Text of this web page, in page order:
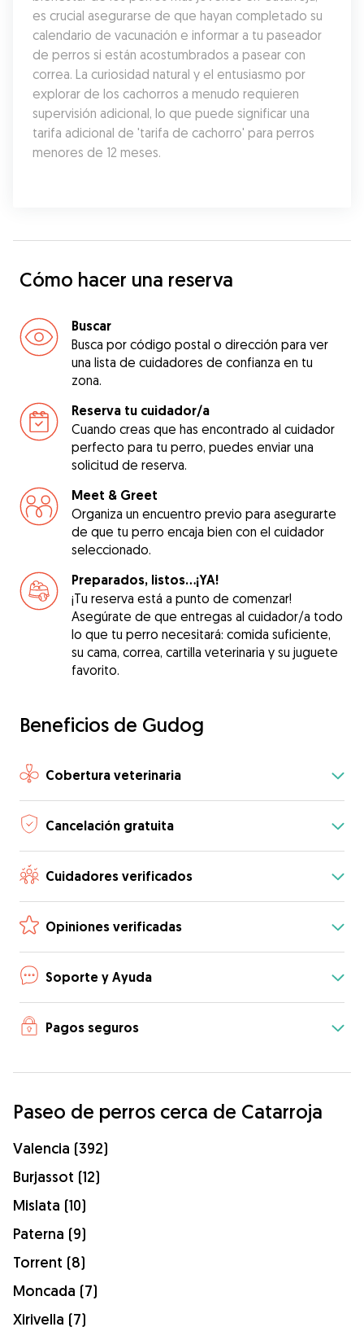
es crucial asegurarse de que hayan completado su
calendario de vacunación e informar a tu paseador
de perros si están acostumbrados a pasear con
correa. La curiosidad natural y el entusiasmo por
explorar de los cachorros a menudo requieren
supervisión adicional, lo que puede significar una
tarifa adicional de 'tarifa de cachorro' para perros
menores de 12 meses.
Cómo hacer una reserva
Buscar
Busca por código postal o dirección para ver
una lista de cuidadores de confianza en tu
zona.
Reserva tu cuidador/a
Cuando creas que has encontrado al cuidador
perfecto para tu perro, puedes enviar una
solicitud de reserva.
Meet & Greet
Organiza un encuentro previo para asegurarte
de que tu perro encaja bien con el cuidador
seleccionado.
Preparados, listos...¡YA!
¡Tu reserva está a punto de comenzar!
Asegúrate de que entregas al cuidador/a todo
lo que tu perro necesitará: comida suficiente,
su cama, correa, cartilla veterinaria y su juguete
favorito.
Beneficios de Gudog
Cobertura veterinaria
Cancelación gratuita
Cuidadores verificados
Opiniones verificadas
Soporte y Ayuda
Pagos seguros
Paseo de perros cerca de Catarroja
Valencia (392)
Burjassot (12)
Mislata (10)
Paterna (9)
Torrent (8)
Moncada (7)
Xirivella (7)